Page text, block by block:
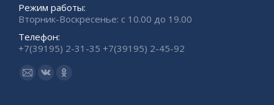
Режим работы:
Вторник-Воскресенье: с 10.00 до 19.00
Телефон:
+7(39195) 2-31-35 +7(39195) 2-45-92
Ищите нас:
СтраницаСтраница
Страница